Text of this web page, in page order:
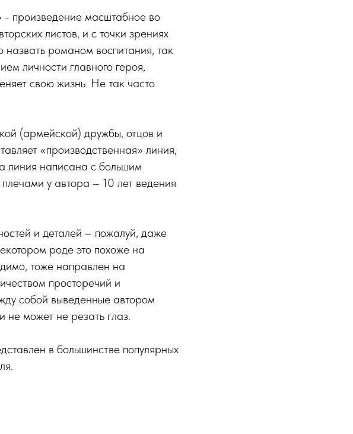
произведение масштабное во
листов, и с точки зрениях
романом воспитания, так
личности главного героя,
свою жизнь. Не так часто
(армейской) дружбы, отцов и
«производственная» линия,
линия написана с большим
у автора – 10 лет ведения
и деталей – пожалуй, даже
роде это похоже на
тоже направлен на
просторечий и
собой выведенные автором
не может не резать глаз.
в большинстве популярных